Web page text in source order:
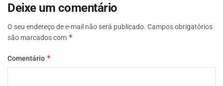
Deixe um comentário
O seu endereço de e-mail não será publicado. Campos obrigatórios
são marcados com *
Comentário *